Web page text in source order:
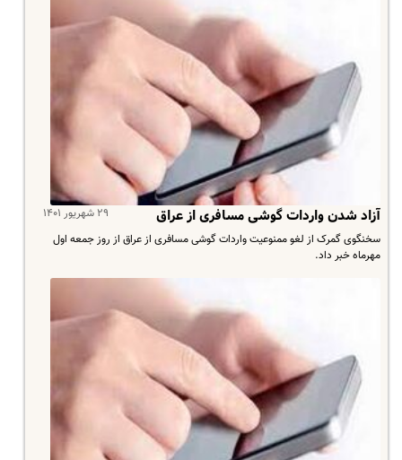
۲۹ شهریور ۱۴۰۱ آزاد شدن واردات گوشی مسافری از عراق
سخنگوی گمرک از لغو ممنوعیت واردات گوشی مسافری از عراق از روز جمعه اول
مهرماه خبر داد.